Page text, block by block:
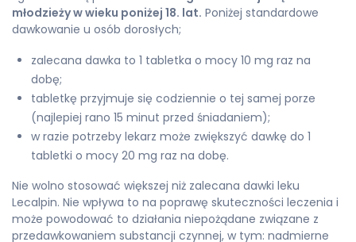
młodzieży w wieku poniżej 18. lat. Poniżej standardowe
dawkowanie u osób dorosłych;
zalecana dawka to 1 tabletka o mocy 10 mg raz na
dobę;
tabletkę przyjmuje się codziennie o tej samej porze
(najlepiej rano 15 minut przed śniadaniem);
w razie potrzeby lekarz może zwiększyć dawkę do 1
tabletki o mocy 20 mg raz na dobę.
Nie wolno stosować większej niż zalecana dawki leku
Lecalpin. Nie wpływa to na poprawę skuteczności leczenia i
może powodować to działania niepożądane związane z
przedawkowaniem substancji czynnej, w tym: nadmierne